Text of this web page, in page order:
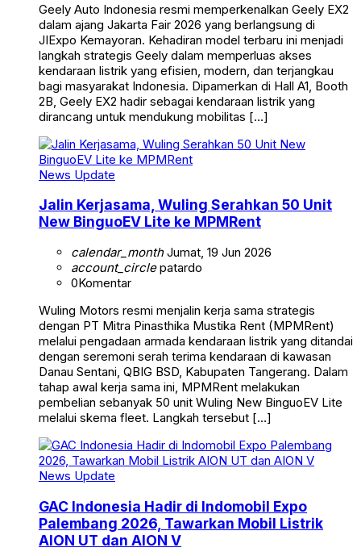
Geely Auto Indonesia resmi memperkenalkan Geely EX2
dalam ajang Jakarta Fair 2026 yang berlangsung di
JIExpo Kemayoran. Kehadiran model terbaru ini menjadi
langkah strategis Geely dalam memperluas akses
kendaraan listrik yang efisien, modern, dan terjangkau
bagi masyarakat Indonesia. Dipamerkan di Hall A1, Booth
2B, Geely EX2 hadir sebagai kendaraan listrik yang
dirancang untuk mendukung mobilitas […]
News Update
Jalin Kerjasama, Wuling Serahkan 50 Unit
New BinguoEV Lite ke MPMRent
calendar_monthJumat, 19 Jun 2026
account_circlepatardo
0Komentar
Wuling Motors resmi menjalin kerja sama strategis
dengan PT Mitra Pinasthika Mustika Rent (MPMRent)
melalui pengadaan armada kendaraan listrik yang ditandai
dengan seremoni serah terima kendaraan di kawasan
Danau Sentani, QBIG BSD, Kabupaten Tangerang. Dalam
tahap awal kerja sama ini, MPMRent melakukan
pembelian sebanyak 50 unit Wuling New BinguoEV Lite
melalui skema fleet. Langkah tersebut […]
News Update
GAC Indonesia Hadir di Indomobil Expo
Palembang 2026, Tawarkan Mobil Listrik
AION UT dan AION V